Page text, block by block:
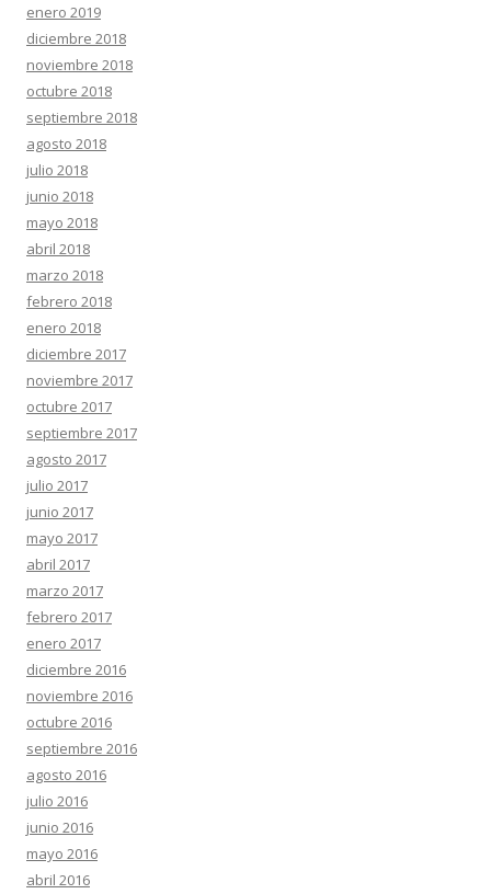
enero 2019
diciembre 2018
noviembre 2018
octubre 2018
septiembre 2018
agosto 2018
julio 2018
junio 2018
mayo 2018
abril 2018
marzo 2018
febrero 2018
enero 2018
diciembre 2017
noviembre 2017
octubre 2017
septiembre 2017
agosto 2017
julio 2017
junio 2017
mayo 2017
abril 2017
marzo 2017
febrero 2017
enero 2017
diciembre 2016
noviembre 2016
octubre 2016
septiembre 2016
agosto 2016
julio 2016
junio 2016
mayo 2016
abril 2016